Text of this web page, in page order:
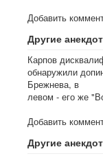
Добавить
Другие
Карпов
обнаружили
Брежнева, в
левом - его же
Добавить
Другие